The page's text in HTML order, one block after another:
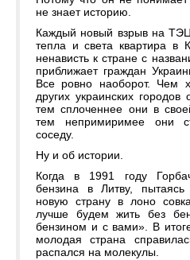
не знает историю.
Каждый новый взрыв на
тепла и света квартира в
ненависть к стране с
приближает граждан
Все ровно наоборот. Чем
других украинских городов
тем сплоченнее они в
тем непримиримее они
соседу.
Ну и об истории.
Когда в 1991 году
бензина в Литву,
новую страну в лоно
лучше будем жить без
бензином и с вами». В
молодая страна
распался на молекулы.